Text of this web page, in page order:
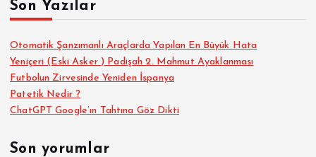
Son Yazılar
Otomatik Şanzımanlı Araçlarda Yapılan En Büyük Hata
Yeniçeri (Eski Asker ) Padişah 2. Mahmut Ayaklanması
Futbolun Zirvesinde Yeniden İspanya
Patetik Nedir ?
ChatGPT Google’ın Tahtına Göz Dikti
Son yorumlar